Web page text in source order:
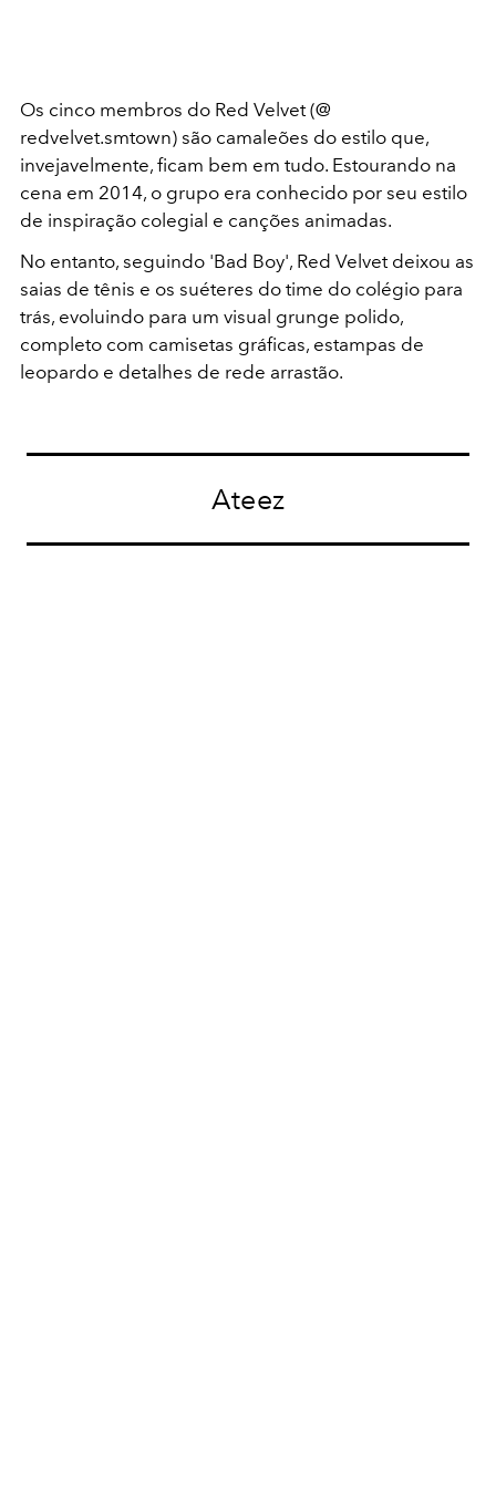
Os cinco membros do Red Velvet (@
redvelvet.smtown) são camaleões do estilo que,
invejavelmente, ficam bem em tudo. Estourando na
cena em 2014, o grupo era conhecido por seu estilo
de inspiração colegial e canções animadas.
No entanto, seguindo 'Bad Boy', Red Velvet deixou as
saias de tênis e os suéteres do time do colégio para
trás, evoluindo para um visual grunge polido,
completo com camisetas gráficas, estampas de
leopardo e detalhes de rede arrastão.
Ateez